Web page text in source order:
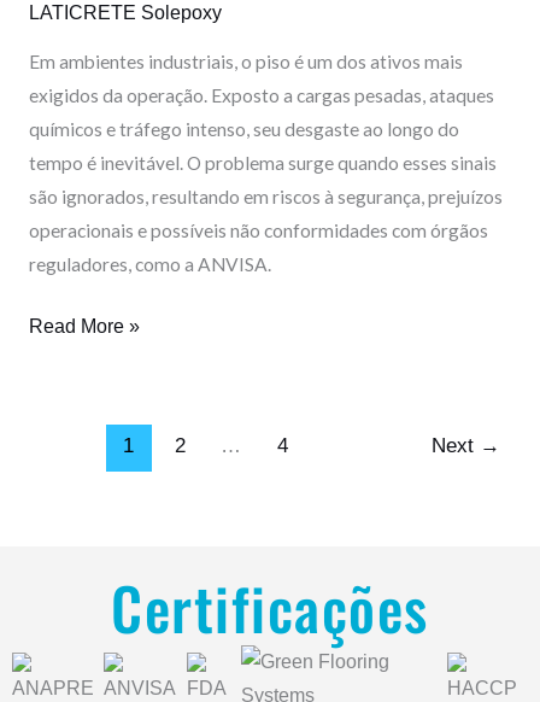
LATICRETE Solepoxy
Em ambientes industriais, o piso é um dos ativos mais
exigidos da operação. Exposto a cargas pesadas, ataques
químicos e tráfego intenso, seu desgaste ao longo do
tempo é inevitável. O problema surge quando esses sinais
são ignorados, resultando em riscos à segurança, prejuízos
operacionais e possíveis não conformidades com órgãos
reguladores, como a ANVISA.
sua
operação
Read More »
1 2 … 4 Next →
Certificações